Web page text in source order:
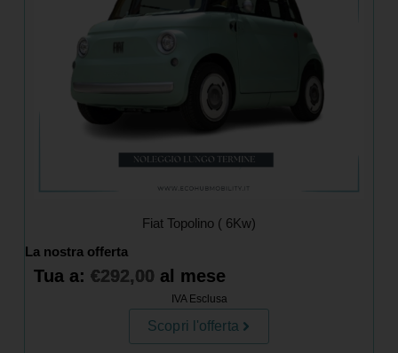
Fiat Topolino ( 6Kw)
La nostra offerta
Tua a: €292,00 al mese
IVA Esclusa
Scopri l'offerta